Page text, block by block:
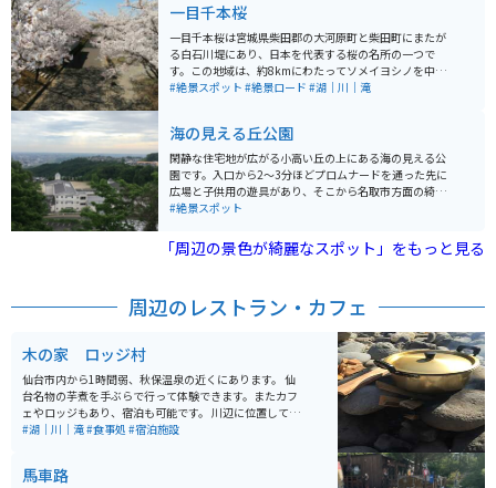
から少し登った展望台から見える「東北本線」「白石川
沿いに植えられた桜並木」が人気の場所です。 また、昭
和45年のNHK大河ドラマ「樅ノ木は残った」で有名にな
った樅の木も公園内に建っています。毎年4月に開催され
る「しばた桜まつり」は27万人以上の花見客が訪れ、他
一目千本桜
一目千本桜は宮城県柴田郡の大河原町と柴田町にまたが
る白石川堤にあり、日本を代表する桜の名所の一つで
す。この地域は、約8kmにわたってソメイヨシノを中心
とした桜並木が続き、春には美しい桜が咲き誇ります。
見られます。 大正12年に高山開治郎氏によって寄贈され
た千本余りの桜が植樹されたことが始まりで、現在では
町のシンボル的存在となっています。一目千本桜は「さ
くら名所百選」にも選ばれており、開花時期には多くの
観光客で賑わいます。 開花時期には、残雪を頂く蔵王連
しい春の景色が堪能できます。白石川堤一目千本桜は、
桜の美しさを堪能するだけでなく、日本の自然の美しさ
#絶景スポット #絶景ロード #湖｜川｜滝
海の見える丘公園
閑静な住宅地が広がる小高い丘の上にある海の見える公
園です。入口から2～3分ほどプロムナードを通った先に
広場と子供用の遊具があり、そこから名取市方面の綺麗
な景色を眺めることができます。 夜は仙台市街方面のネ
に囲まれた静かな散策道を散歩できます。
#絶景スポット
「周辺の景色が綺麗なスポット」をもっと見る
周辺のレストラン・カフェ
木の家 ロッジ村
仙台市内から1時間弱、秋保温泉の近くにあります。 仙
台名物の芋煮を手ぶらで行って体験できます。またカフ
ェやロッジもあり、宿泊も可能です。 川辺に位置してお
り夏場は川遊びも楽しめます。 入場料だけ払ってテント
#湖｜川｜滝#食事処 #宿泊施設
馬車路